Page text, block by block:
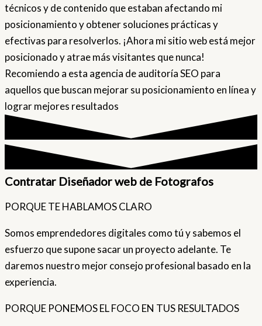
técnicos y de contenido que estaban afectando mi
posicionamiento y obtener soluciones prácticas y
efectivas para resolverlos. ¡Ahora mi sitio web está mejor
posicionado y atrae más visitantes que nunca!
Recomiendo a esta agencia de auditoría SEO para
aquellos que buscan mejorar su posicionamiento en línea y
lograr mejores resultados
Contratar Diseñador web de Fotografos
PORQUE TE HABLAMOS CLARO
Somos emprendedores digitales como tú y sabemos el
esfuerzo que supone sacar un proyecto adelante. Te
daremos nuestro mejor consejo profesional basado en la
experiencia.
PORQUE PONEMOS EL FOCO EN TUS RESULTADOS